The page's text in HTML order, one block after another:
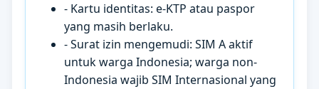
- Kartu identitas: e-KTP atau paspor
yang masih berlaku.
- Surat izin mengemudi: SIM A aktif
untuk warga Indonesia; warga non-
Indonesia wajib SIM Internasional yang